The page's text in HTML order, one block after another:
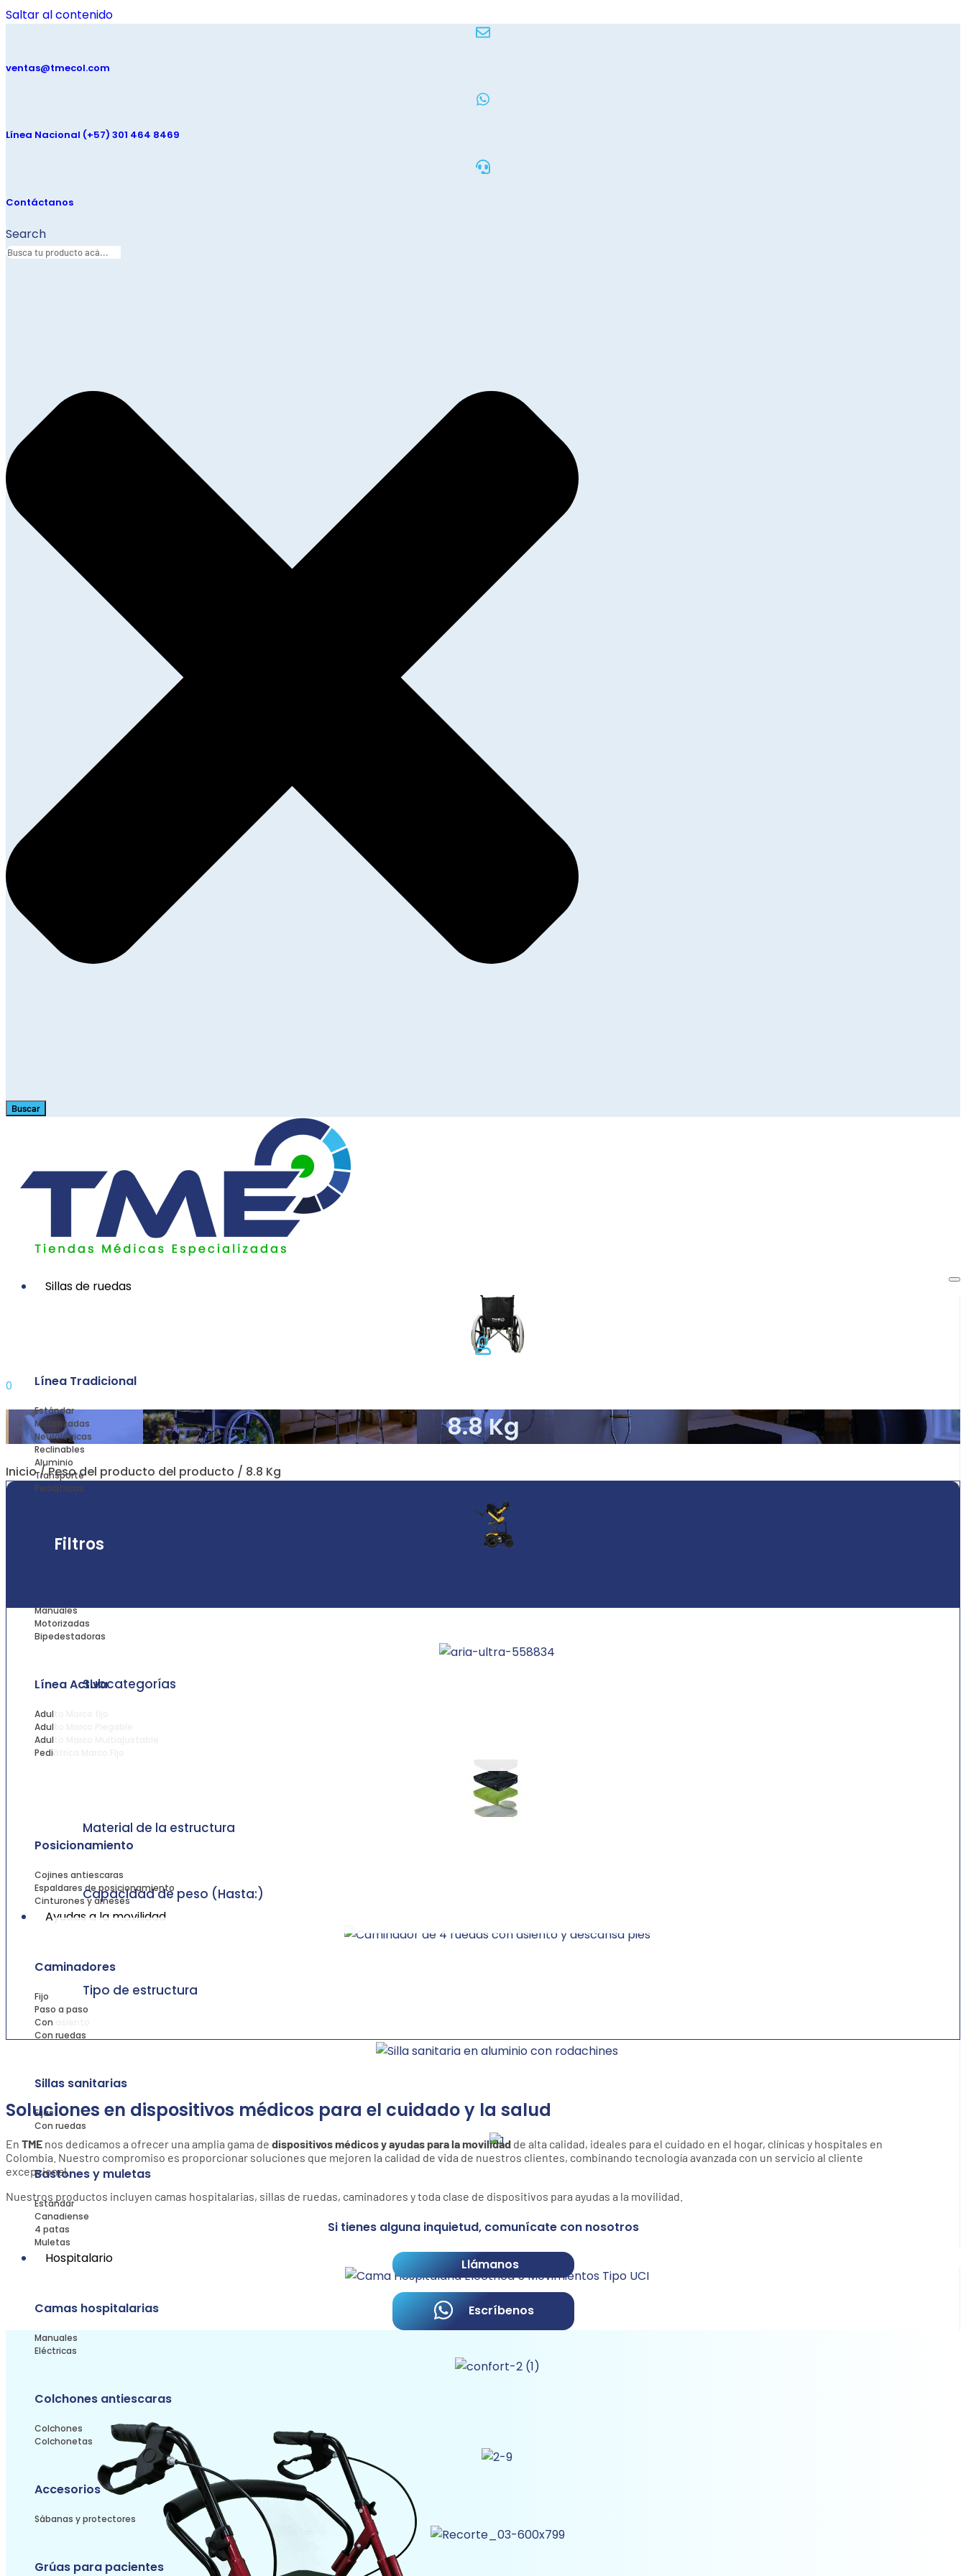
Saltar al contenido
ventas@tmecol.com
Línea Nacional (+57) 301 464 8469
Contáctanos
Search
Buscar
Sillas de ruedas
Línea Tradicional
Estándar
Motorizadas
Neurológicas
Reclinables
Aluminio
Transporte
Pediátricas
Manuales
Motorizadas
Bipedestadoras
Línea Activa
Adulto Marco fijo
Adulto Marco Plegable
Adulto Marco Multiajustable
Pediátrica Marco Fijo
Posicionamiento
Cojines antiescaras
Espaldares de posicionamiento
Cinturones y arneses
Ayudas a la movilidad
Caminadores
Fijo
Paso a paso
Con asiento
Con ruedas
Sillas sanitarias
Fijas
Con ruedas
Bastones y muletas
Estándar
Canadiense
4 patas
Muletas
Hospitalario
Camas hospitalarias
Manuales
Eléctricas
Colchones antiescaras
Colchones
Colchonetas
Accesorios
Sábanas y protectores
Grúas para pacientes
0
8.8 Kg
Inicio/ Peso del producto del producto / 8.8 Kg
Filtros
Subcategorías
Material de la estructura
Capacidad de peso (Hasta:)
Tipo de estructura
Soluciones en dispositivos médicos para el cuidado y la salud
En TME nos dedicamos a ofrecer una amplia gama de dispositivos médicos y ayudas para la movilidad de alta calidad, ideales para el cuidado en el hogar, clínicas y hospitales en
Colombia. Nuestro compromiso es proporcionar soluciones que mejoren la calidad de vida de nuestros clientes, combinando tecnología avanzada con un servicio al cliente
excepcional.
Nuestros productos incluyen camas hospitalarias, sillas de ruedas, caminadores y toda clase de dispositivos para ayudas a la movilidad.
Si tienes alguna inquietud, comunícate con nosotros
Llámanos
Escríbenos